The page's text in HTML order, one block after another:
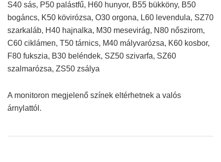
S40 sás, P50 palástfű, H60 hunyor, B55 bükköny, B50
bogáncs, K50 kövirózsa, O30 orgona, L60 levendula, SZ70
szarkaláb, H40 hajnalka, M30 mesevirág, N80 nőszirom,
C60 ciklámen, T50 tárnics, M40 mályvarózsa, K60 kosbor,
F80 fukszia, B30 beléndek, SZ50 szivarfa, SZ60
szalmarózsa, ZS50 zsálya
A monitoron megjelenő színek eltérhetnek a valós
árnylattól.